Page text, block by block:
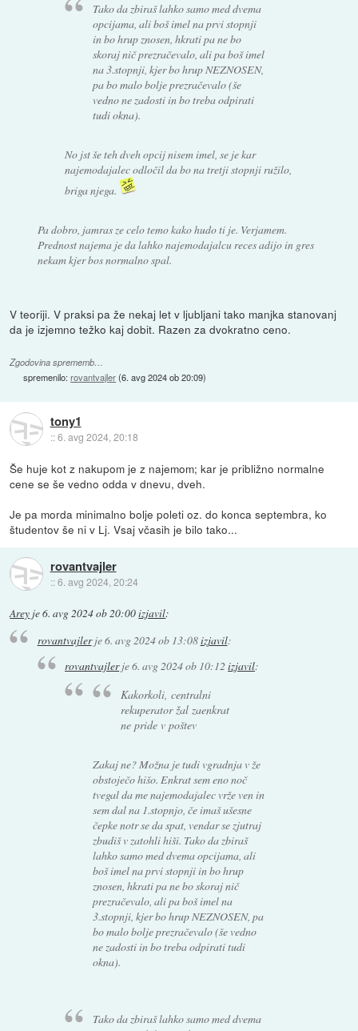
Tako da zbiraš lahko samo med dvema
opcijama, ali boš imel na prvi stopnji
in bo hrup znosen, hkrati pa ne bo
skoraj nič prezračevalo, ali pa boš imel
na 3.stopnji, kjer bo hrup NEZNOSEN,
pa bo malo bolje prezračevalo (še
vedno ne zadosti in bo treba odpirati
tudi okna).
No jst še teh dveh opcij nisem imel, se je kar
najemodajalec odločil da bo na tretji stopnji ružilo,
briga njega.
Pa dobro, jamras ze celo temo kako hudo ti je. Verjamem.
Prednost najema je da lahko najemodajalcu reces adijo in gres
nekam kjer bos normalno spal.
V teoriji. V praksi pa že nekaj let v ljubljani tako manjka stanovanj
da je izjemno težko kaj dobit. Razen za dvokratno ceno.
Zgodovina sprememb…
spremenilo:rovantvajler(6. avg 2024 ob 20:09)
tony1
::6. avg 2024, 20:18
Še huje kot z nakupom je z najemom; kar je približno normalne
cene se še vedno odda v dnevu, dveh.
Je pa morda minimalno bolje poleti oz. do konca septembra, ko
študentov še ni v Lj. Vsaj včasih je bilo tako...
rovantvajler
::6. avg 2024, 20:24
Arey je6. avg 2024 ob 20:00izjavil:
rovantvajlerje6. avg 2024 ob 13:08izjavil:
rovantvajlerje6. avg 2024 ob 10:12izjavil:
Kakorkoli, centralni
rekuperator žal zaenkrat
ne pride v poštev
Zakaj ne? Možna je tudi vgradnja v že
obstoječo hišo. Enkrat sem eno noč
tvegal da me najemodajalec vrže ven in
sem dal na 1.stopnjo, če imaš ušesne
čepke notr se da spat, vendar se zjutraj
zbudiš v zatohli hiši. Tako da zbiraš
lahko samo med dvema opcijama, ali
boš imel na prvi stopnji in bo hrup
znosen, hkrati pa ne bo skoraj nič
prezračevalo, ali pa boš imel na
3.stopnji, kjer bo hrup NEZNOSEN, pa
bo malo bolje prezračevalo (še vedno
ne zadosti in bo treba odpirati tudi
okna).
Tako da zbiraš lahko samo med dvema